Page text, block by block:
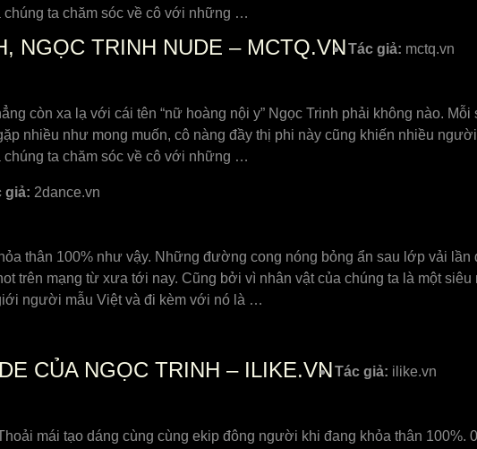
chúng ta chăm sóc về cô với những …
NGỌC TRINH NUDE – MCTQ.VNTác giả: mctq.vn
còn xa lạ với cái tên “nữ hoàng nội y” Ngọc Trinh phải không nào.
nhiều như mong muốn, cô nàng đầy thị phi này cũng khiến nhiều
chúng ta chăm sóc về cô với những …
giả: 2dance.vn
thân 100% như vậy. Những đường cong nóng bỏng ẩn sau lớp vải
trên mạng từ xưa tới nay. Cũng bởi vì nhân vật của chúng ta là một
người mẫu Việt và đi kèm với nó là …
CỦA NGỌC TRINH – ILIKE.VNTác giả: ilike.vn
mái tạo dáng cùng cùng ekip đông người khi đang khỏa thân 100%.